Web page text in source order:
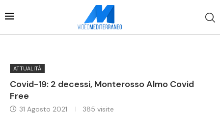
ATTUALITÀ
Covid-19: 2 decessi, Monterosso Almo Covid
Free
31 Agosto 2021 385 visite